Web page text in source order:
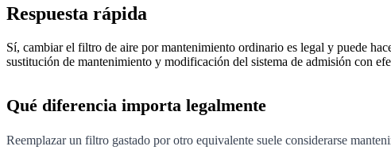
Respuesta rápida
Sí, cambiar el filtro de aire por mantenimiento ordinario es legal y puede
sustitución de mantenimiento y modificación del sistema de admisión con
Qué diferencia importa legalmente
Reemplazar un filtro gastado por otro equivalente suele considerarse